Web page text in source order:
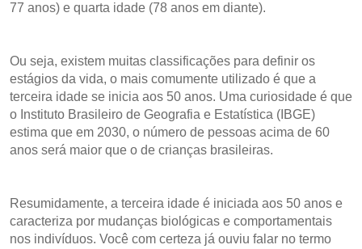
77 anos) e quarta idade (78 anos em diante).
Ou seja, existem muitas classificações para definir os
estágios da vida, o mais comumente utilizado é que a
terceira idade se inicia aos 50 anos. Uma curiosidade é que
o Instituto Brasileiro de Geografia e Estatística (IBGE)
estima que em 2030, o número de pessoas acima de 60
anos será maior que o de crianças brasileiras.
Resumidamente, a terceira idade é iniciada aos 50 anos e
caracteriza por mudanças biológicas e comportamentais
nos indivíduos. Você com certeza já ouviu falar no termo